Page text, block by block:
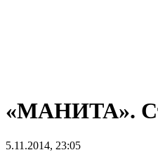
«МАНИТА».
5.11.2014, 23:05